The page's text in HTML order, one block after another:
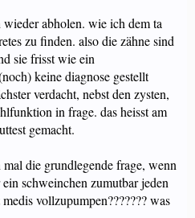
abholen. wie ich dem ta
zu finden. also die zähne sind
sie frisst wie ein
keine diagnose gestellt
verdacht, nebst den zysten,
in frage. das heisst am
gemacht.
die grundlegende frage, wenn
schweinchen zumutbar jeden
vollzupumpen??????? was